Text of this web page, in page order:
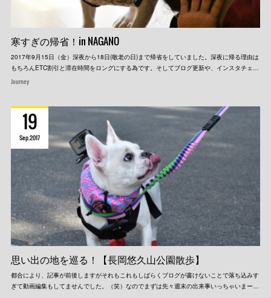
寒すぎの帰省！in NAGANO
2017年9月15日（金）深夜から18日(敬老の日)まで帰省をしていました。深夜に帰る理由は
もちろんETC割引と滞在時間をロングにする為です。そしてブログ更新や、インスタチェ…
Journey
思い出の地を巡る！【長岡悠久山公園散歩】
都合により、記事が前後しますがそれもこれもしばらくブログが書けないことで落ち込みす
ぎて動画編集もしてませんでした。（笑）なのでまずは先々週末の出来事いっちゃいまー…
19
Sep2017